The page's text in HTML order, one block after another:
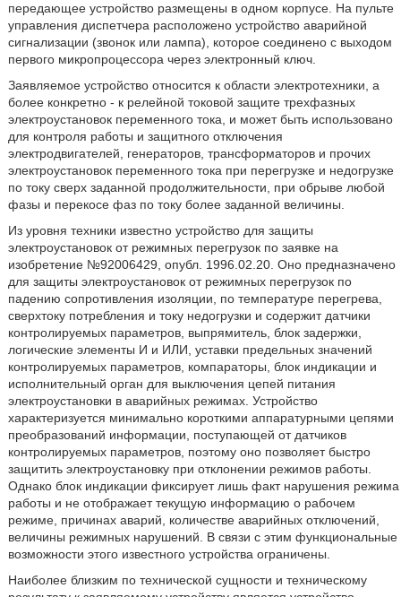
передающее устройство размещены в одном корпусе. На пульте
управления диспетчера расположено устройство аварийной
сигнализации (звонок или лампа), которое соединено с выходом
первого микропроцессора через электронный ключ.
Заявляемое устройство относится к области электротехники, а
более конкретно - к релейной токовой защите трехфазных
электроустановок переменного тока, и может быть использовано
для контроля работы и защитного отключения
электродвигателей, генераторов, трансформаторов и прочих
электроустановок переменного тока при перегрузке и недогрузке
по току сверх заданной продолжительности, при обрыве любой
фазы и перекосе фаз по току более заданной величины.
Из уровня техники известно устройство для защиты
электроустановок от режимных перегрузок по заявке на
изобретение №92006429, опубл. 1996.02.20. Оно предназначено
для защиты электроустановок от режимных перегрузок по
падению сопротивления изоляции, по температуре перегрева,
сверхтоку потребления и току недогрузки и содержит датчики
контролируемых параметров, выпрямитель, блок задержки,
логические элементы И и ИЛИ, уставки предельных значений
контролируемых параметров, компараторы, блок индикации и
исполнительный орган для выключения цепей питания
электроустановки в аварийных режимах. Устройство
характеризуется минимально короткими аппаратурными цепями
преобразований информации, поступающей от датчиков
контролируемых параметров, поэтому оно позволяет быстро
защитить электроустановку при отклонении режимов работы.
Однако блок индикации фиксирует лишь факт нарушения режима
работы и не отображает текущую информацию о рабочем
режиме, причинах аварий, количестве аварийных отключений,
величины режимных нарушений. В связи с этим функциональные
возможности этого известного устройства ограничены.
Наиболее близким по технической сущности и техническому